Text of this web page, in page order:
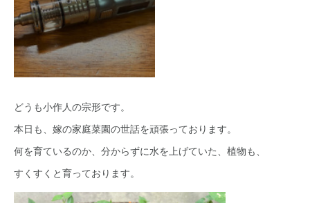
どうも小作人の宗形です。
本日も、嫁の家庭菜園の世話を頑張っております。
何を育ているのか、分からずに水を上げていた、植物も、
すくすくと育っております。